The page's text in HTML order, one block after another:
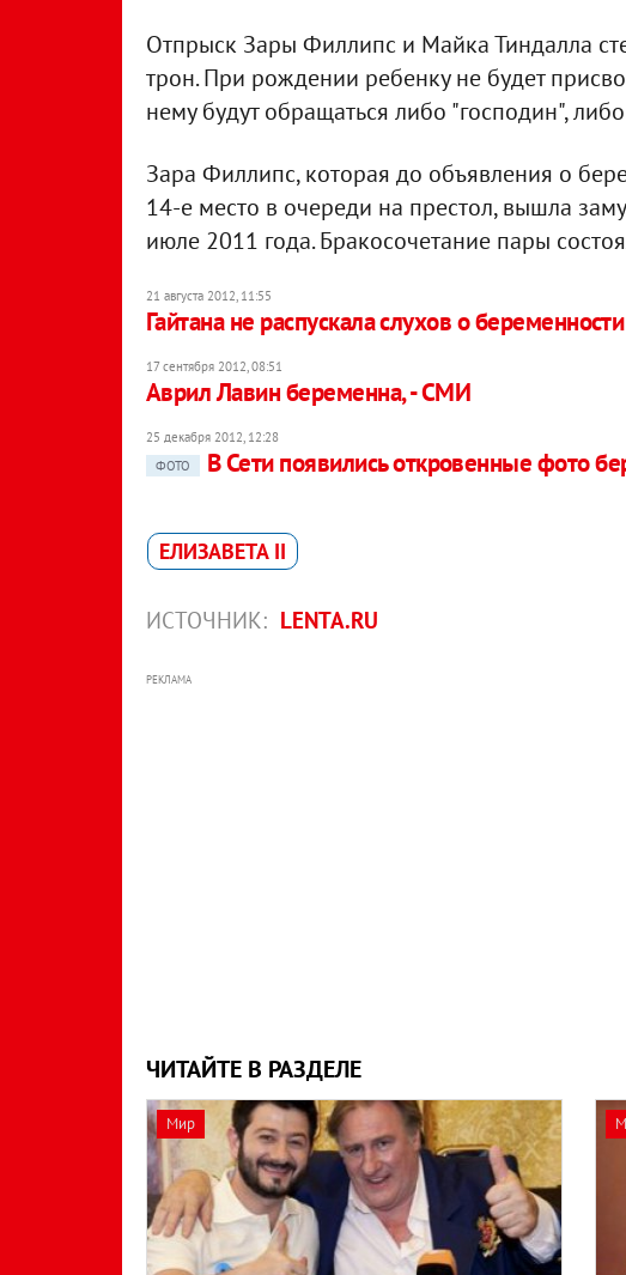
Отпрыск Зары Филлипс и Майка Тиндалла
трон. При рождении ребенку не будет
нему будут обращаться либо "господин",
Зара Филлипс, которая до объявления о
14-е место в очереди на престол, вышла
июле 2011 года. Бракосочетание пары
21 августа 2012, 11:55
Гайтана не распускала слухов о
17 сентября 2012, 08:51
Аврил Лавин беременна, - СМИ
25 декабря 2012, 12:28
ФОТО
В Сети появились откровенные фото
ЕЛИЗАВЕТА II
ИСТОЧНИК: LENTA.RU
РЕКЛАМА
ЧИТАЙТЕ В РАЗДЕЛЕ
Мир